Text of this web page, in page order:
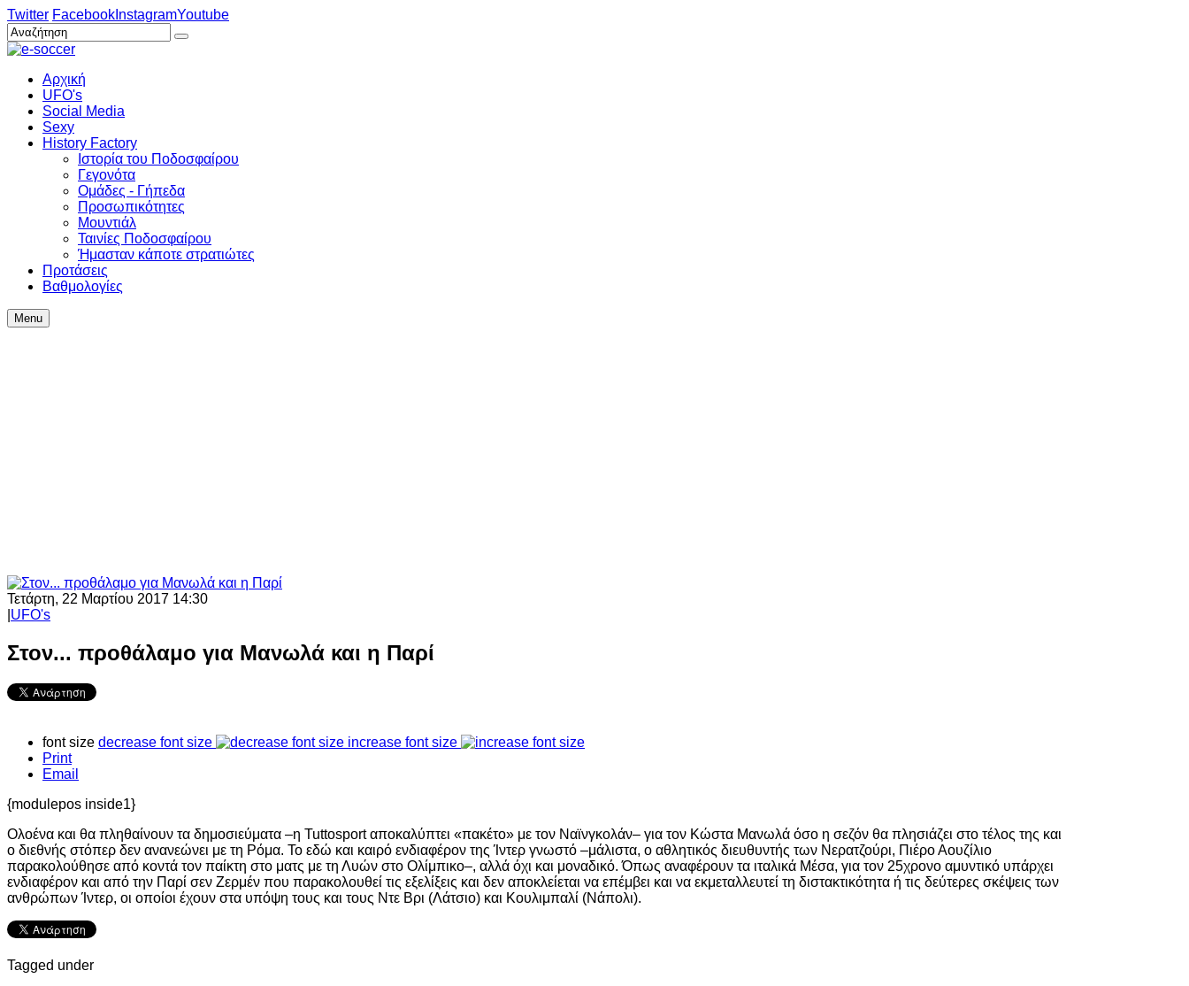
Twitter Facebook InstagramYoutube
Αρχική
UFO's
Social Media
Sexy
History Factory
Ιστορία του Ποδοσφαίρου
Γεγονότα
Ομάδες - Γήπεδα
Προσωπικότητες
Μουντιάλ
Ταινίες Ποδοσφαίρου
Ήμασταν κάποτε στρατιώτες
Προτάσεις
Βαθμολογίες
Menu
Τετάρτη, 22 Μαρτίου 2017 14:30
UFO's
Στον... προθάλαμο για Μανωλά και η Παρί
font size decrease font size
increase font size
Print
Email
{modulepos inside1}
Ολοένα και θα πληθαίνουν τα δημοσιεύματα –η Tuttosport αποκαλύπτει «πακέτο» με τον Ναϊνγκολάν– για τον Κώστα Μανωλά όσο η σεζόν θα πλησιάζει στο τέλος της και
ο διεθνής στόπερ δεν ανανεώνει με τη Ρόμα. Το εδώ και καιρό ενδιαφέρον της Ίντερ γνωστό –μάλιστα, ο αθλητικός διευθυντής των Νερατζούρι, Πιέρο Αουζίλιο
παρακολούθησε από κοντά τον παίκτη στο ματς με τη Λυών στο Ολίμπικο–, αλλά όχι και μοναδικό. Όπως αναφέρουν τα ιταλικά Μέσα, για τον 25χρονο αμυντικό υπάρχει
ενδιαφέρον και από την Παρί σεν Ζερμέν που παρακολουθεί τις εξελίξεις και δεν αποκλείεται να επέμβει και να εκμεταλλευτεί τη διστακτικότητα ή τις δεύτερες σκέψεις των
ανθρώπων Ίντερ, οι οποίοι έχουν στα υπόψη τους και τους Ντε Βρι (Λάτσιο) και Κουλιμπαλί (Νάπολι).
Tagged under